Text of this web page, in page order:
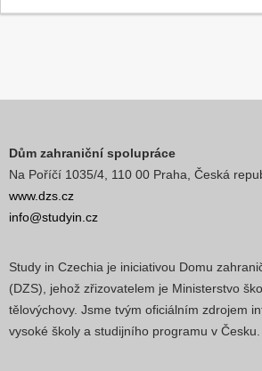
Dům zahraniční spolupráce
Na Poříčí 1035/4, 110 00 Praha, Česká
www.dzs.cz
info@studyin.cz
Study in Czechia je iniciativou Domu
(DZS), jehož zřizovatelem je Ministerstvo
tělovýchovy. Jsme tvým oficiálním zdrojem
vysoké školy a studijního programu v Česku.